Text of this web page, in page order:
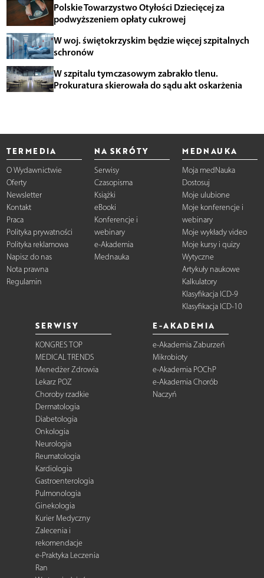
Polskie Towarzystwo Otyłości Dziecięcej za
podwyższeniem opłaty cukrowej
W woj. świętokrzyskim będzie więcej szpitalnych
schronów
W szpitalu tymczasowym zabrakło tlenu.
Prokuratura skierowała do sądu akt oskarżenia
TERMEDIA
O Wydawnictwie
Oferty
Newsletter
Kontakt
Praca
Polityka prywatności
Polityka reklamowa
Napisz do nas
Nota prawna
Regulamin
NA SKRÓTY
Serwisy
Czasopisma
Książki
eBooki
Konferencje i
webinary
e-Akademia
Mednauka
MEDNAUKA
Moja medNauka
Dostosuj
Moje ulubione
Moje konferencje i
webinary
Moje wykłady video
Moje kursy i quizy
Wytyczne
Artykuły naukowe
Kalkulatory
Klasyfikacja ICD-9
Klasyfikacja ICD-10
SERWISY
KONGRES TOP
MEDICAL TRENDS
Menedżer Zdrowia
Lekarz POZ
Choroby rzadkie
Dermatologia
Diabetologia
Onkologia
Neurologia
Reumatologia
Kardiologia
Gastroenterologia
Pulmonologia
Ginekologia
Kurier Medyczny
Zalecenia i
rekomendacje
e-Praktyka Leczenia
Ran
E-AKADEMIA
e-Akademia Zaburzeń
Mikrobioty
e-Akademia POChP
e-Akademia Chorób
Naczyń